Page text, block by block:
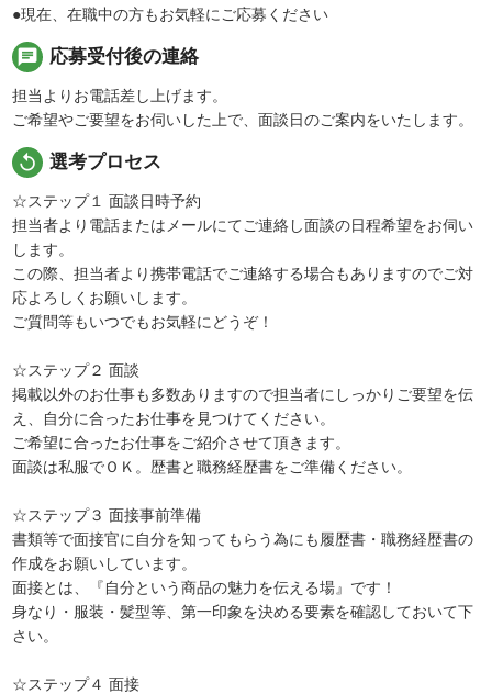
●現在、在職中の方もお気軽にご応募ください
chat 応募受付後の連絡
担当よりお電話差し上げます。
ご希望やご要望をお伺いした上で、面談日のご案内をいたします。
replay 選考プロセス
☆ステップ１ 面談日時予約
担当者より電話またはメールにてご連絡し面談の日程希望をお伺い
します。
この際、担当者より携帯電話でご連絡する場合もありますのでご対
応よろしくお願いします。
ご質問等もいつでもお気軽にどうぞ！
☆ステップ２ 面談
掲載以外のお仕事も多数ありますので担当者にしっかりご要望を伝
え、自分に合ったお仕事を見つけてください。
ご希望に合ったお仕事をご紹介させて頂きます。
面談は私服でＯＫ。歴書と職務経歴書をご準備ください。
☆ステップ３ 面接事前準備
書類等で面接官に自分を知ってもらう為にも履歴書・職務経歴書の
作成をお願いしています。
面接とは、『自分という商品の魅力を伝える場』です！
身なり・服装・髪型等、第一印象を決める要素を確認しておいて下
さい。
☆ステップ４ 面接